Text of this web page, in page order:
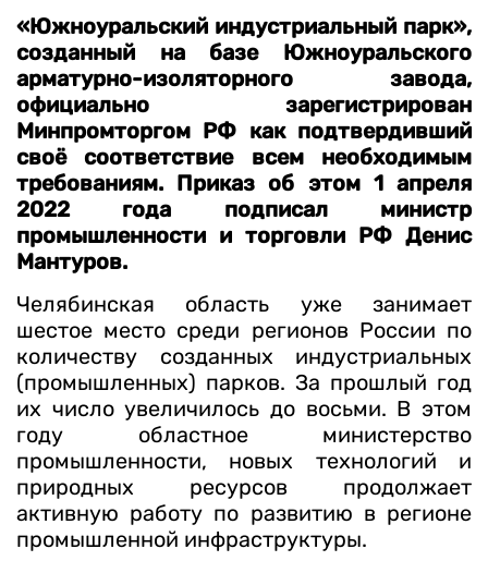
«Южноуральский индустриальный парк»,
созданный на базе Южноуральского
арматурно-изоляторного завода,
официально зарегистрирован
Минпромторгом РФ как подтвердивший
своё соответствие всем необходимым
требованиям. Приказ об этом 1 апреля
2022 года подписал министр
промышленности и торговли РФ Денис
Мантуров.
Челябинская область уже занимает
шестое место среди регионов России по
количеству созданных индустриальных
(промышленных) парков. За прошлый год
их число увеличилось до восьми. В этом
году областное министерство
промышленности, новых технологий и
природных ресурсов продолжает
активную работу по развитию в регионе
промышленной инфраструктуры.